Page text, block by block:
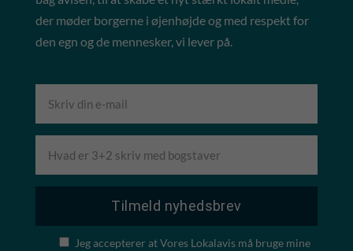
der møder borgerne i øjenhøjde og med respekt for
den egn og de mennesker, vi lever på.
Jeg accepterer at Vores Lokalavis må bruge mine